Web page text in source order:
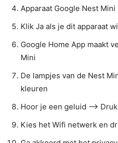
Apparaat Google Nest
Klik Ja als je dit apparaat
Google Home App maakt
Mini
De lampjes van de Nest
kleuren
Hoor je een geluid –>
Kies het Wifi netwerk en